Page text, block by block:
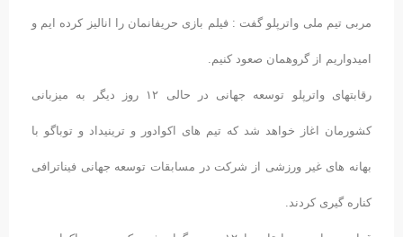
مربی تیم ملی واترپلو گفت : فیلم بازی حریفانمان را انالیز کرده ایم و
امیدواریم از گروهمان صعود کنیم.
رقابتهای واترپلو توسعه جهانی در حالی ۱۲ روز دیگر به میزبانی
کشورمان اغاز خواهد شد که تیم های اکوادور و ترینیداد و توباگو با
بهانه های غیر ورزشی از شرکت در مسابقات توسعه جهانی فیناترافی
کناره گیری کردند.